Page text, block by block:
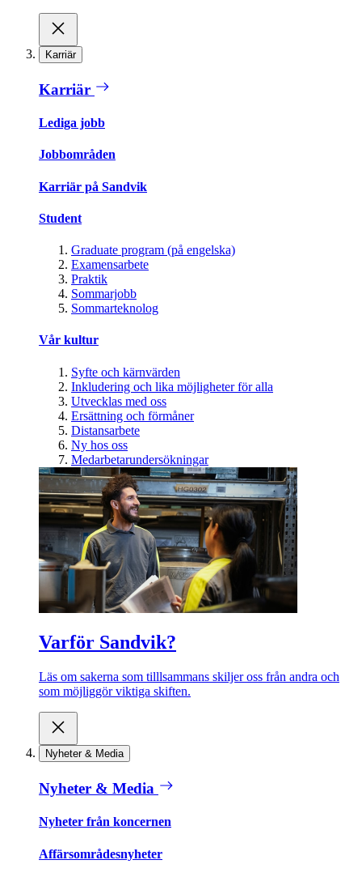
Karriär
Karriär
Lediga jobb
Jobbområden
Karriär på Sandvik
Student
Graduate program (på engelska)
Examensarbete
Praktik
Sommarjobb
Sommarteknolog
Vår kultur
Syfte och kärnvärden
Inkludering och lika möjligheter för alla
Utvecklas med oss
Ersättning och förmåner
Distansarbete
Ny hos oss
Medarbetarundersökningar
Varför Sandvik?
Läs om sakerna som tilllsammans skiljer oss från andra och
som möjliggör viktiga skiften.
Nyheter & Media
Nyheter & Media
Nyheter från koncernen
Affärsområdesnyheter